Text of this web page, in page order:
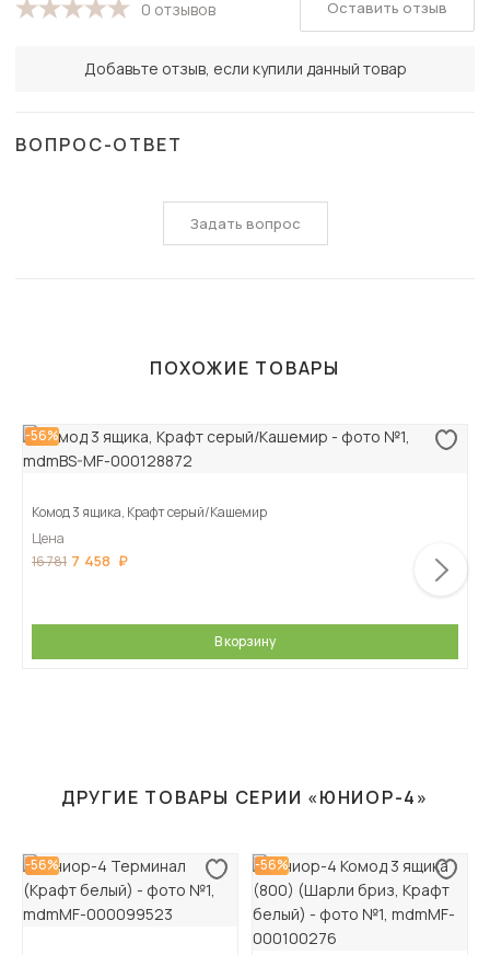
0 отзывов
Добавьте отзыв, если купили данный товар
Оставить отзыв
ВОПРОС-ОТВЕТ
Задать вопрос
ПОХОЖИЕ ТОВАРЫ
-56%
Комод 3 ящика, Крафт серый/Кашемир
Цена
16 781 7 458
В корзину
ДРУГИЕ ТОВАРЫ СЕРИИ «ЮНИОР-4»
-56% -56%